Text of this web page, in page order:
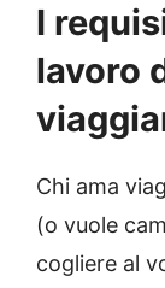
I
lavoro
Chi ama
(o vuole
cogliere al